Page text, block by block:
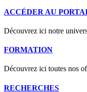
ACCÉDER AU
Découvrez ici notre
FORMATION
Découvrez ici toutes nos
RECHERCHES